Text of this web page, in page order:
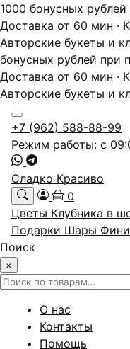
1000 бонусных рублей
Доставка от 60 мин ·
Авторские букеты и
бонусных рублей при
Доставка от 60 мин ·
Авторские букеты и
+7 (962) 588-88-99
Режим работы: с
Сладко Красиво
0
Цветы Клубника в
Подарки Шары
Поиск
×
Искать:
О нас
Контакты
Помощь